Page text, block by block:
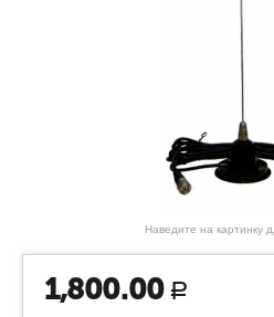
Наведите на картинку
1,800.00 Р